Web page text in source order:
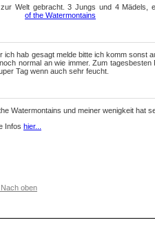
Welt gebracht. 3 Jungs und 4
HP of the Watermontains
ich hab gesagt melde bitte ich komm sonst
normal an wie immer. Zum
Tag wenn auch sehr feucht.
Watermontains und meiner wenigkeit hat
Infos hier...
Nach oben